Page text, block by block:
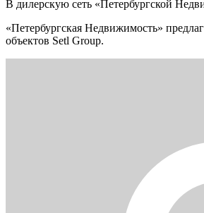
В дилерскую сеть «Петербургской
«Петербургская Недвижимость»
объектов Setl Group.